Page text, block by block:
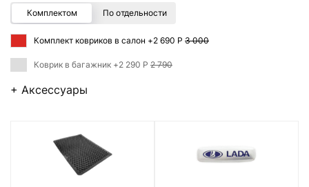
Комплектом По отдельности
Комплект ковриков в салон +2 690 Р 3 000
Коврик в багажник +2 290 Р 2 790
+ Аксессуары